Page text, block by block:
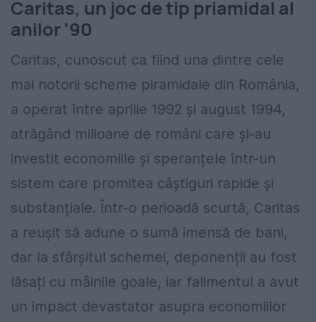
Caritas, un joc de tip priamidal al
anilor '90
Caritas, cunoscut ca fiind una dintre cele
mai notorii scheme piramidale din România,
a operat între aprilie 1992 și august 1994,
atrăgând milioane de români care și-au
investit economiile și speranțele într-un
sistem care promitea câștiguri rapide și
substanțiale. Într-o perioadă scurtă, Caritas
a reușit să adune o sumă imensă de bani,
dar la sfârșitul schemei, deponenții au fost
lăsați cu mâinile goale, iar falimentul a avut
un impact devastator asupra economiilor